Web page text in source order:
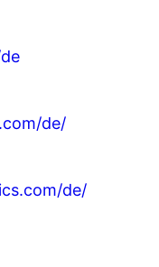
de/
de/